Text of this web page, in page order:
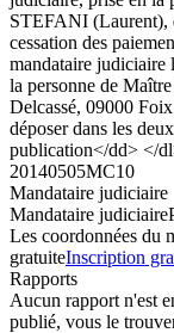
STEFANI (Laurent),
cessation des
mandataire
la personne de
Delcassé, 09000
déposer dans les
publication</dd> </
20140505MC10
Mandataire judiciaire
Mandataire judiciaire
Les coordonnées du
gratuiteInscription
Rapports
Aucun rapport n'est
publié, vous le